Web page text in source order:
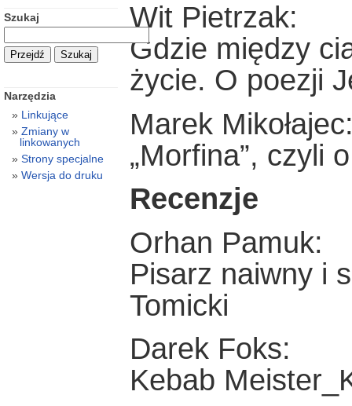
Wit Pietrzak:
Gdzie między
życie. O poezji
Marek
„Morfina”, czyli
Recenzje
Orhan Pamuk:
Pisarz naiwny i
Tomicki
Darek Foks:
Kebab
Szukaj
Narzędzia
Linkujące
Zmiany w
linkowanych
Strony specjalne
Wersja do druku